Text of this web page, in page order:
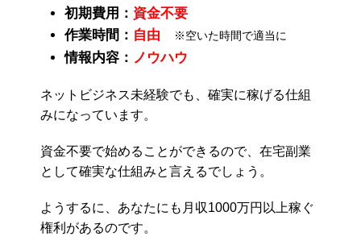
初期費用： 資金不要
作業時間： 自由 ※空いた時間で適当に
情報内容： ノウハウ
ネットビジネス未経験でも、確実に稼げる仕組
みになっています。
資金不要で始めることができるので、在宅副業
として確実な仕組みと言えるでしょう。
ようするに、あなたにも月収1000万円以上稼ぐ
権利があるのです。